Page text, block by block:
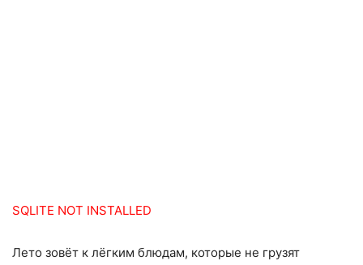
SQLITE NOT INSTALLED
Лето зовёт к лёгким блюдам, которые не грузят